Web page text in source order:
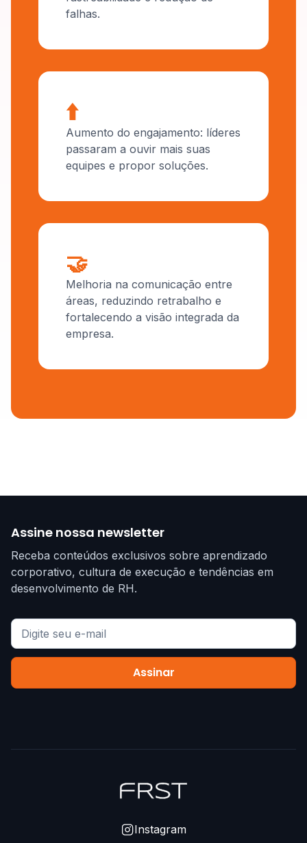
falhas.
⬆️
Aumento do engajamento: líderes
passaram a ouvir mais suas
equipes e propor soluções.
🤝
Melhoria na comunicação entre
áreas, reduzindo retrabalho e
fortalecendo a visão integrada da
empresa.
Assine nossa newsletter
Receba conteúdos exclusivos sobre aprendizado
corporativo, cultura de execução e tendências em
desenvolvimento de RH.
Instagram